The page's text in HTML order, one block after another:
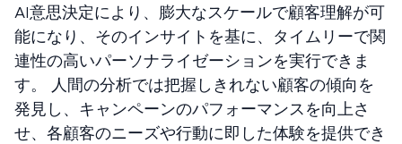
AI意思決定により、膨大なスケールで顧客理解が可
能になり、そのインサイトを基に、タイムリーで関
連性の高いパーソナライゼーションを実行できま
す。 人間の分析では把握しきれない顧客の傾向を
発見し、キャンペーンのパフォーマンスを向上さ
せ、各顧客のニーズや行動に即した体験を提供でき